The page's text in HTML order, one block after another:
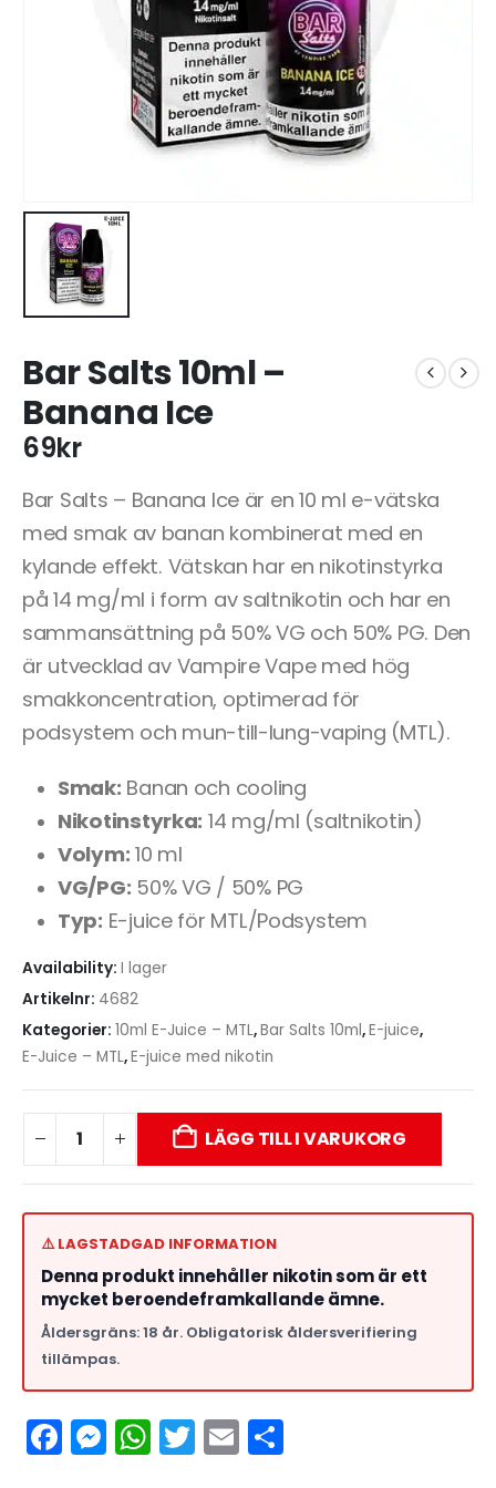
Bar Salts 10ml –
Banana Ice
69kr
Bar Salts – Banana Ice är en 10 ml e-vätska
med smak av banan kombinerat med en
kylande effekt. Vätskan har en nikotinstyrka
på 14 mg/ml i form av saltnikotin och har en
sammansättning på 50% VG och 50% PG. Den
är utvecklad av Vampire Vape med hög
smakkoncentration, optimerad för
podsystem och mun-till-lung-vaping (MTL).
Smak: Banan och cooling
Nikotinstyrka: 14 mg/ml (saltnikotin)
Volym: 10 ml
VG/PG: 50% VG / 50% PG
Typ: E-juice för MTL/Podsystem
Availability: I lager
Artikelnr: 4682
Kategorier: 10ml E-Juice – MTL,Bar Salts 10ml,E-juice,
E-Juice – MTL,E-juice med nikotin
LÄGG TILL I VARUKORG
⚠️ LAGSTADGAD INFORMATION
Denna produkt innehåller nikotin som är ett
mycket beroendeframkallande ämne.
Åldersgräns: 18 år. Obligatorisk åldersverifiering
tillämpas.
Facebook
Messenger
WhatsApp
Twitter
Email